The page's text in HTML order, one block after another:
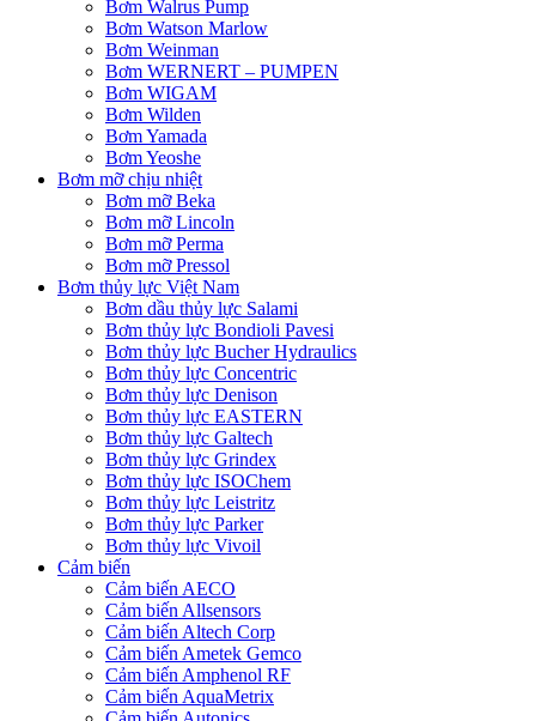
Bơm Walrus Pump
Bơm Watson Marlow
Bơm Weinman
Bơm WERNERT – PUMPEN
Bơm WIGAM
Bơm Wilden
Bơm Yamada
Bơm Yeoshe
Bơm mỡ chịu nhiệt
Bơm mỡ Beka
Bơm mỡ Lincoln
Bơm mỡ Perma
Bơm mỡ Pressol
Bơm thủy lực Việt Nam
Bơm dầu thủy lực Salami
Bơm thủy lực Bondioli Pavesi
Bơm thủy lực Bucher Hydraulics
Bơm thủy lực Concentric
Bơm thủy lực Denison
Bơm thủy lực EASTERN
Bơm thủy lực Galtech
Bơm thủy lực Grindex
Bơm thủy lực ISOChem
Bơm thủy lực Leistritz
Bơm thủy lực Parker
Bơm thủy lực Vivoil
Cảm biến
Cảm biến AECO
Cảm biến Allsensors
Cảm biến Altech Corp
Cảm biến Ametek Gemco
Cảm biến Amphenol RF
Cảm biến AquaMetrix